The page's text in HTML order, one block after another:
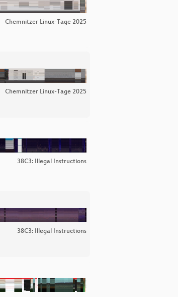
Chemnitzer Linux-Tage 2025
Chemnitzer Linux-Tage 2025
38C3: Illegal Instructions
38C3: Illegal Instructions